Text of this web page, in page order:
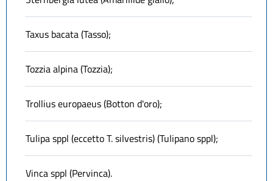
Taxus bacata (Tasso);
Tozzia alpina (Tozzia);
Trollius europaeus (Botton d'oro);
Tulipa sppl (eccetto T. silvestris) (Tulipano sppl);
Vinca sppl (Pervinca).